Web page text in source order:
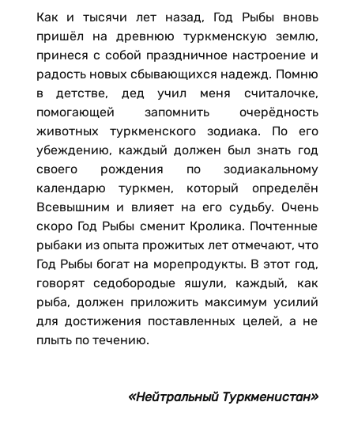
Как и тысячи лет назад, Год Рыбы вновь
пришёл на древнюю туркменскую землю,
принеся с собой праздничное настроение и
радость новых сбывающихся надежд. Помню
в детстве, дед учил меня считалочке,
помогающей запомнить очерёдность
животных туркменского зодиака. По его
убеждению, каждый должен был знать год
своего рождения по зодиакальному
календарю туркмен, который определён
Всевышним и влияет на его судьбу. Очень
скоро Год Рыбы сменит Кролика. Почтенные
рыбаки из опыта прожитых лет отмечают, что
Год Рыбы богат на морепродукты. В этот год,
говорят седобородые яшули, каждый, как
рыба, должен приложить максимум усилий
для достижения поставленных целей, а не
плыть по течению.
«Нейтральный Туркменистан»